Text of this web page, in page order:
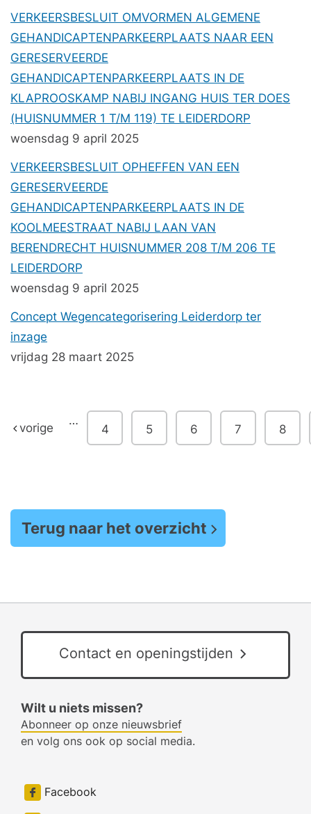
VERKEERSBESLUIT OMVORMEN ALGEMENE
GEHANDICAPTENPARKEERPLAATS NAAR EEN
GERESERVEERDE
GEHANDICAPTENPARKEERPLAATS IN DE
KLAPROOSKAMP NABIJ INGANG HUIS TER DOES
(HUISNUMMER 1 T/M 119) TE LEIDERDORP
woensdag 9 april 2025
VERKEERSBESLUIT OPHEFFEN VAN EEN
GERESERVEERDE
GEHANDICAPTENPARKEERPLAATS IN DE
KOOLMEESTRAAT NABIJ LAAN VAN
BERENDRECHT HUISNUMMER 208 T/M 206 TE
LEIDERDORP
woensdag 9 april 2025
Concept Wegencategorisering Leiderdorp ter
inzage
vrijdag 28 maart 2025
vorige
…
4 5 6 7 8
Terug naar het overzicht
Contact en openingstijden
Wilt u niets missen?
Abonneer op onze nieuwsbrief
en volg ons ook op social media.
Facebook